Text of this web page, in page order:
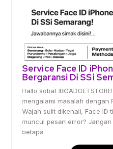
Service Face ID
Bergaransi Di SSi
Hallo sobat
mengalami masalah dengan
Wajah sulit dikenali, Face ID
muncul pesan error? Jangan
betapa